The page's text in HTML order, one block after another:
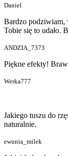
Daniel
Bardzo podziwiam,
Tobie się to udało.
ANDZIA_7373
Piękne efekty!
Werka777
Jakiego tuszu do
naturalnie.
ewunia_milek